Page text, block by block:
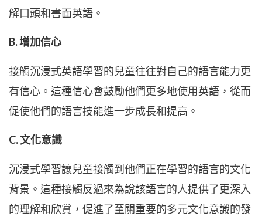
解口頭和書面英語。
B. 增加信心
接觸沉浸式英語學習的兒童往往對自己的語言能力更
有信心。這種信心會鼓勵他們更多地使用英語，從而
促使他們的語言技能進一步成長和提高。
C. 文化意識
沉浸式學習讓兒童接觸到他們正在學習的語言的文化
背景。這種接觸反過來為說該語言的人提供了更深入
的理解和欣賞，促進了至關重要的多元文化意識的發